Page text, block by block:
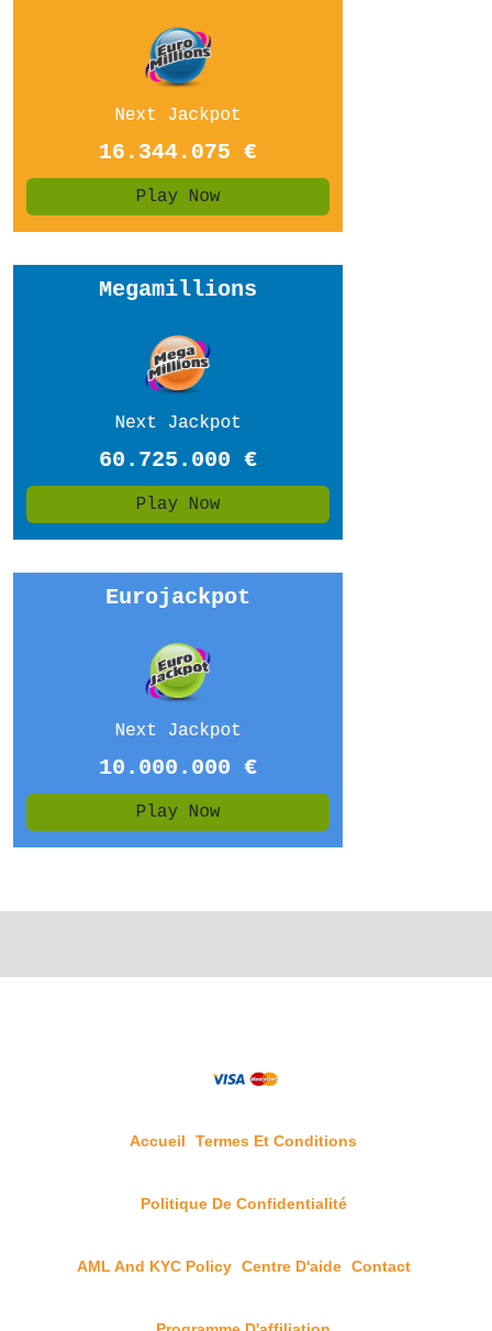
Accueil Termes Et Conditions
Politique De Confidentialité
AML And KYC Policy Centre D'aide Contact